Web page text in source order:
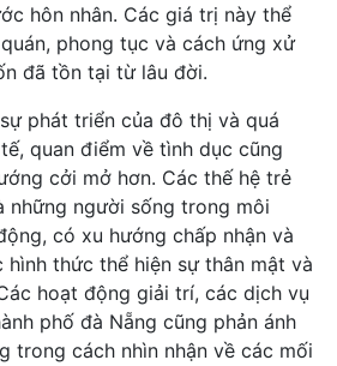
hôn nhân. Các giá trị này thể
phong tục và cách ứng xử
đã tồn tại từ lâu đời.
phát triển của đô thị và quá
quan điểm về tình dục cũng
cởi mở hơn. Các thế hệ trẻ
những người sống trong môi
có xu hướng chấp nhận và
hình thức thể hiện sự thân mật và
hoạt động giải trí, các dịch vụ
phố đà Nẵng cũng phản ánh
trong cách nhìn nhận về các mối